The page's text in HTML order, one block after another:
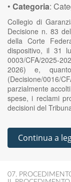
• Categoria:
Collegio di
Decisione n. 83
della Corte
dispositivo, il 31
0003/CFA/2025-
2026) e,
(Decisione/
parzialmente
spese, i reclami
decisioni del
Continua a
07.